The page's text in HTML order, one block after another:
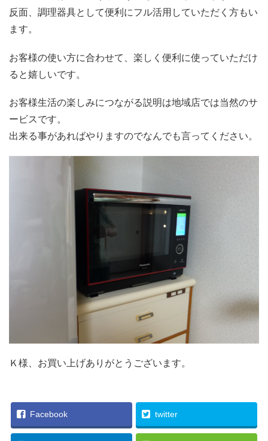
反面、調理器具として便利にフル活用していただく方もい
ます。
お客様の使い方に合わせて、楽しく便利に使っていただけ
ると嬉しいです。
お客様生活の楽しみにつながる説明は地域店では当然のサ
ービスです。
出来る事があればやりますのでなんでも言ってください。
Ｋ様、お買い上げありがとうございます。
Facebook twitter